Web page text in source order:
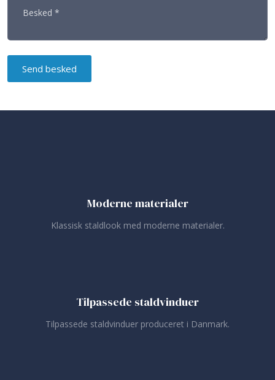
Moderne materialer
Klassisk staldlook med moderne materialer.
Tilpassede staldvinduer
Tilpassede staldvinduer produceret i Danmark.